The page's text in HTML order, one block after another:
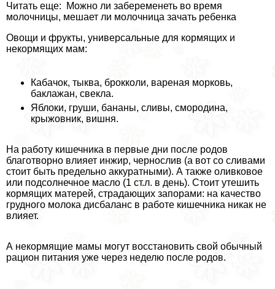
Читать еще: Можно ли забеременеть во время
молочницы, мешает ли молочница зачать ребенка
Овощи и фрукты, универсальные для кормящих и
некормящих мам:
Кабачок, тыква, брокколи, вареная морковь,
баклажан, свекла.
Яблоки, груши, бананы, сливы, смородина,
крыжовник, вишня.
На работу кишечника в первые дни после родов
благотворно влияет инжир, чернослив (а вот со сливами
стоит быть предельно аккуратными). А также оливковое
или подсолнечное масло (1 ст.л. в день). Стоит утешить
кормящих матерей, страдающих запорами: на качество
грудного молока дисбаланс в работе кишечника никак не
влияет.
А некормящие мамы могут восстановить свой обычный
рацион питания уже через неделю после родов.